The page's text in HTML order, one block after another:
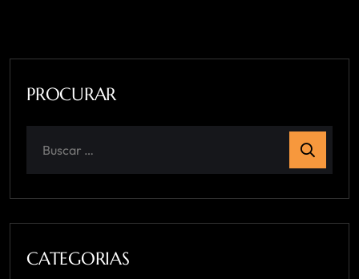
PROCURAR
CATEGORIAS